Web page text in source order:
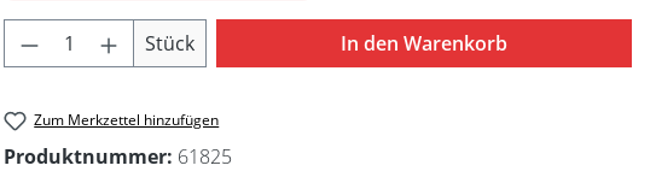
12,00mm
Produkt Anzahl: Gib den gewünschten Wert ein
Stück In den Warenkorb
Zum Merkzettel hinzufügen
Produktnummer: 61825